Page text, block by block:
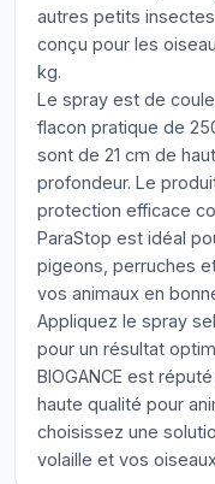
autres petits
conçu pour les
kg.
Le spray est de
flacon pratique de
sont de 21 cm de
profondeur. Le
protection efficace
ParaStop est idéal
pigeons, perruches
vos animaux en
Appliquez le spray
pour un résultat
BIOGANCE est
haute qualité pour
choisissez une
volaille et vos